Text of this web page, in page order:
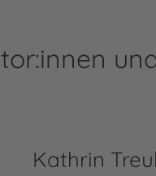
Kathrin